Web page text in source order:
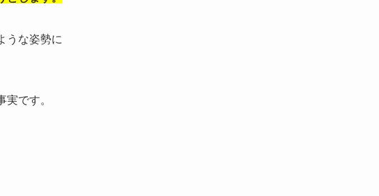
うな姿勢に
です。